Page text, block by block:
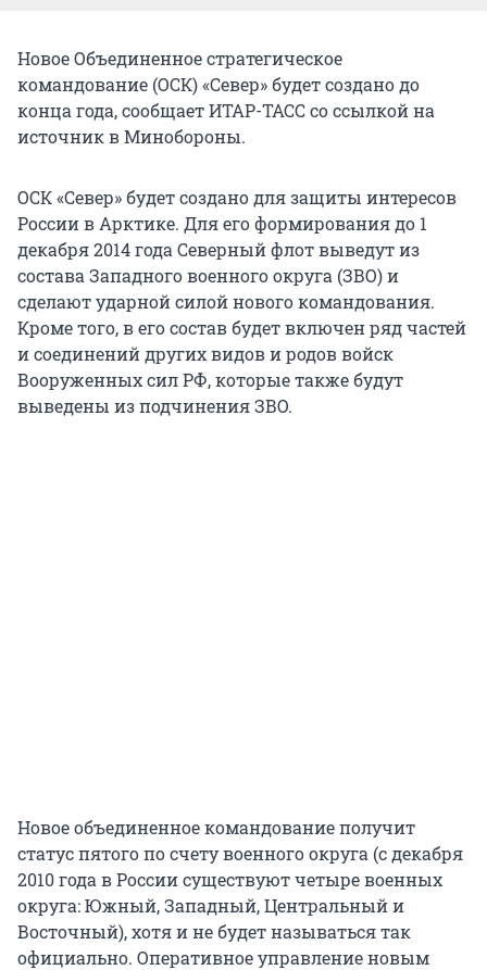
Новое Объединенное стратегическое
командование (ОСК) «Север» будет создано до
конца года, сообщает ИТАР-ТАСС со ссылкой на
источник в Минобороны.
ОСК «Север» будет создано для защиты интересов
России в Арктике. Для его формирования до 1
декабря 2014 года Северный флот выведут из
состава Западного военного округа (ЗВО) и
сделают ударной силой нового командования.
Кроме того, в его состав будет включен ряд частей
и соединений других видов и родов войск
Вооруженных сил РФ, которые также будут
выведены из подчинения ЗВО.
Новое объединенное командование получит
статус пятого по счету военного округа (с декабря
2010 года в России существуют четыре военных
округа: Южный, Западный, Центральный и
Восточный), хотя и не будет называться так
официально. Оперативное управление новым